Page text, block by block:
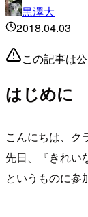
黒澤大
2018.04.03
この記事は
はじめに
こんにちは、ク
先日、『きれい
というものに参